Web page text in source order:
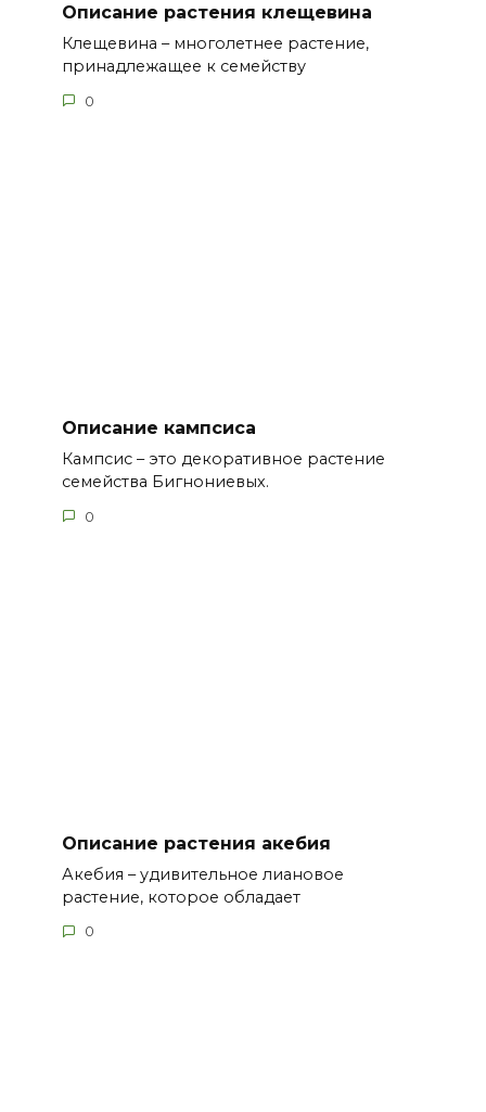
Описание растения клещевина
Клещевина – многолетнее растение,
принадлежащее к семейству
0
Описание кампсиса
Кампсис – это декоративное растение
семейства Бигнониевых.
0
Описание растения акебия
Акебия – удивительное лиановое
растение, которое обладает
0